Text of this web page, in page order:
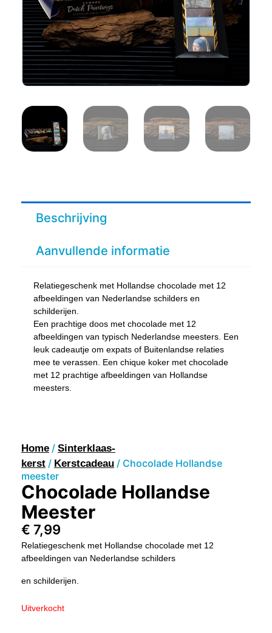
Beschrijving
Aanvullende informatie
Relatiegeschenk met Hollandse chocolade met 12
afbeeldingen van Nederlandse schilders en
schilderijen.
Een prachtige doos met chocolade met 12
afbeeldingen van typisch Nederlandse meesters. Een
leuk cadeautje om expats of Buitenlandse relaties
mee te verassen. Een chique koker met chocolade
met 12 prachtige afbeeldingen van Hollandse
meesters.
Home / Sinterklaas-
kerst / Kerstcadeau / Chocolade Hollandse
meester
Chocolade Hollandse
Meester
€ 7,99
Relatiegeschenk met Hollandse chocolade met 12
afbeeldingen van Nederlandse schilders
en schilderijen.
Uitverkocht